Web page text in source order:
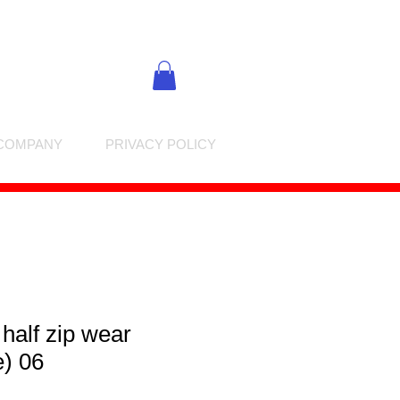
PRIVACY POLICY
zip wear
06